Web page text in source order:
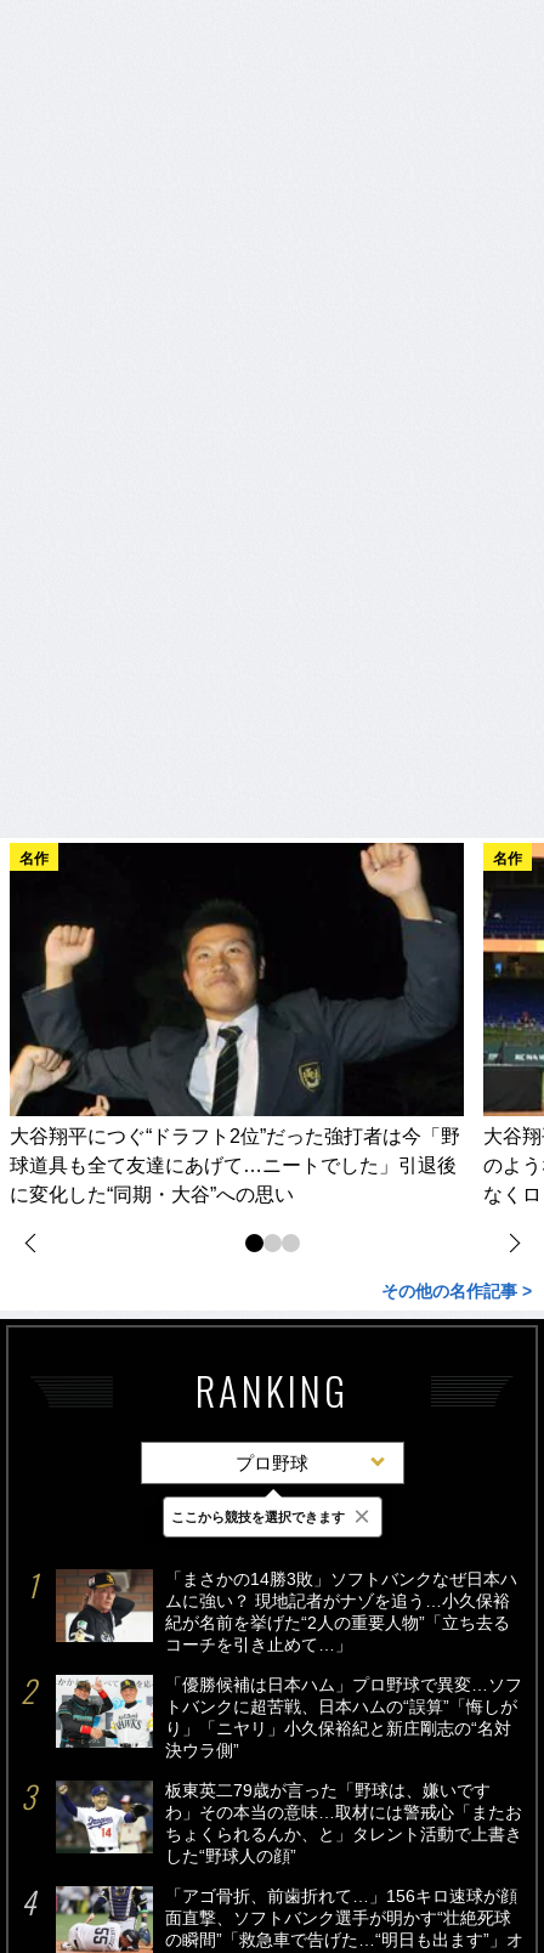
名作
大谷翔平につぐ“ドラフト2位”だった強打者は今「野
球道具も全て友達にあげて…ニートでした」引退後
に変化した“同期・大谷”への思い
名作
大谷
のよ
なく
その他の名作記事 >
RANKING
プロ野球
最新 24時間 週間
「まさかの14勝3敗」ソフトバンクなぜ日本ハ
ムに強い？ 現地記者がナゾを追う…小久保裕
紀が名前を挙げた“2人の重要人物”「立ち去る
コーチを引き止めて…」
「優勝候補は日本ハム」プロ野球で異変…ソフ
トバンクに超苦戦、日本ハムの“誤算”「悔しが
り」「ニヤリ」小久保裕紀と新庄剛志の“名対
決ウラ側”
板東英二79歳が言った「野球は、嫌いです
わ」その本当の意味…取材には警戒心「またお
ちょくられるんか、と」タレント活動で上書き
した“野球人の顔”
「アゴ骨折、前歯折れて…」156キロ速球が顔
面直撃、ソフトバンク選手が明かす“壮絶死球
の瞬間”「救急車で告げた…“明日も出ます”」オ
ここから競技を選択できます ×